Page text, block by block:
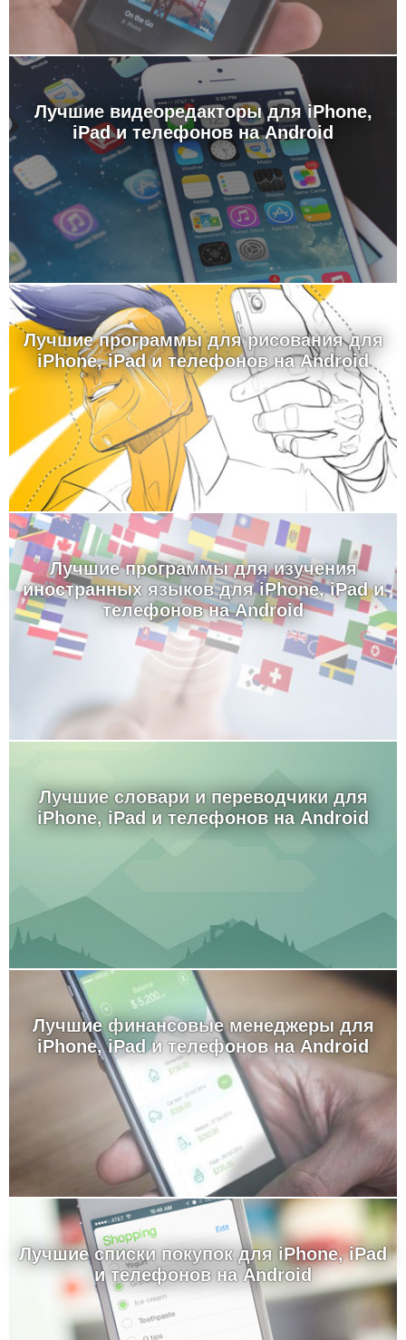
Лучшие видеоредакторы для iPhone,
iPad и телефонов на Android
Лучшие программы для рисования для
iPhone, iPad и телефонов на Android
Лучшие программы для изучения
иностранных языков для iPhone, iPad и
телефонов на Android
Лучшие словари и переводчики для
iPhone, iPad и телефонов на Android
Лучшие финансовые менеджеры для
iPhone, iPad и телефонов на Android
Лучшие cписки покупок для iPhone, iPad
и телефонов на Android